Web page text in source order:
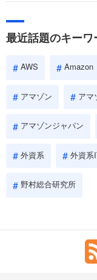
やこれま
しょう。
最近話題のキーワ
AWS Amazon
アマゾン アマ
アマゾンジャパン
外資系 外資系
野村総合研究所